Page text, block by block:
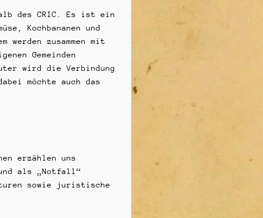
des CRIC. Es ist ein
Kochbananen und
zusammen mit
Gemeinden
wird die Verbindung
möchte auch das
erzählen uns
als „Notfall“
sowie juristische